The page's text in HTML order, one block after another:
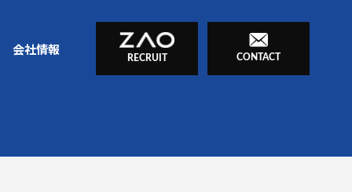
会社情報
RECRUIT CONTACT